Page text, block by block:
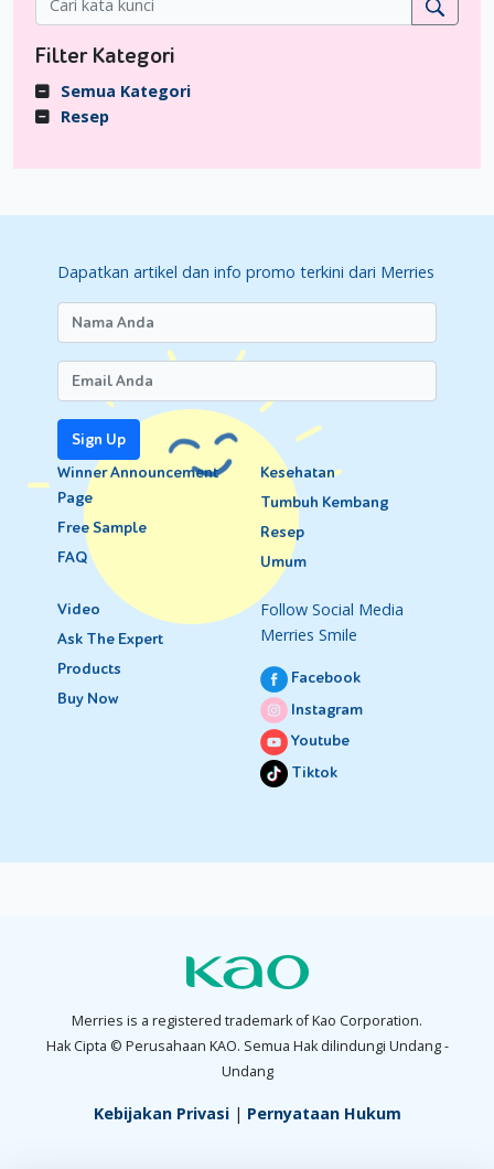
Filter Kategori
Semua Kategori
Resep
Dapatkan artikel dan info promo terkini dari Merries
Sign Up
Winner Announcement
Page
Free Sample
FAQ
Kesehatan
Tumbuh Kembang
Resep
Umum
Video
Ask The Expert
Products
Buy Now
Follow Social Media
Merries Smile
Facebook
Instagram
Youtube
Tiktok
Merries is a registered trademark of Kao Corporation.
Hak Cipta © Perusahaan KAO. Semua Hak dilindungi Undang -
Undang
Kebijakan Privasi| Pernyataan Hukum